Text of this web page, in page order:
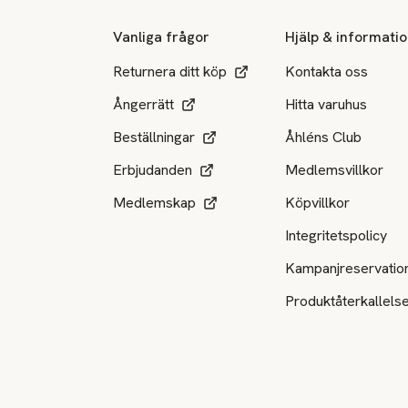
Vanliga frågor
Returnera ditt köp
Ångerrätt
Beställningar
Erbjudanden
Medlemskap
Hjälp &
Kontakta oss
Hitta varuhus
Åhléns Club
Medlemsvillkor
Köpvillkor
Integritetspolicy
Produktåterkallelse